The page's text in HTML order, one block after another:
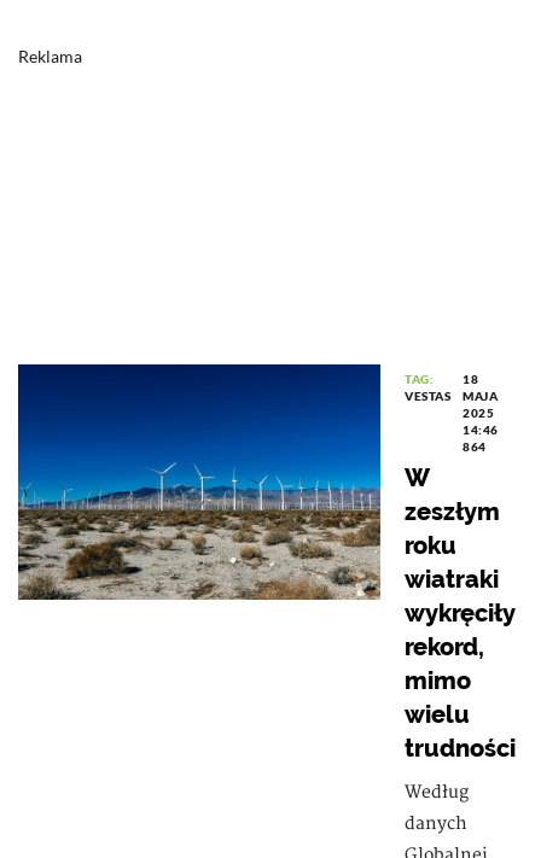
Reklama
TAG:
VESTAS
18
MAJA
2025
14:46
864
W
zeszłym
roku
wiatraki
wykręciły
rekord,
mimo
wielu
trudności
Według
danych